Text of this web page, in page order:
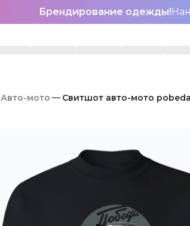
Брендирование одежды!
Авто-мото Свитшот авто-мото